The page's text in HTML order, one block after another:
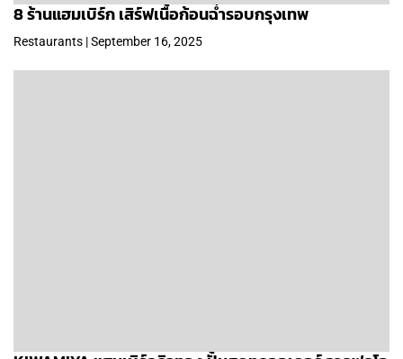
8 ร้านแฮมเบิร์ก เสิร์ฟเนื้อก้อนฉ่ำรอบกรุงเทพ
Restaurants | September 16, 2025